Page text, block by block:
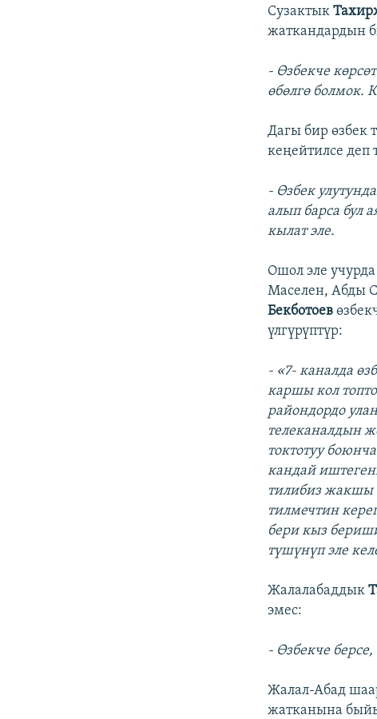
Сузактык
жаткандардын
- Өзбекче
өбөлгө болмок.
Дагы бир өзбек
кеңейтилсе деп
- Өзбек
алып барса бул
кылат эле.
Ошол эле
Маселен, Абды
Бекботоев
үлгүрүптүр:
- «7- каналда
каршы кол
райондордо
телеканалдын
токтотуу
кандай
тилибиз жакшы
тилмечтин
бери кыз
түшүнүп эле
Жалалабаддык
эмес:
- Өзбекче
Жалал-Абад
жатканына